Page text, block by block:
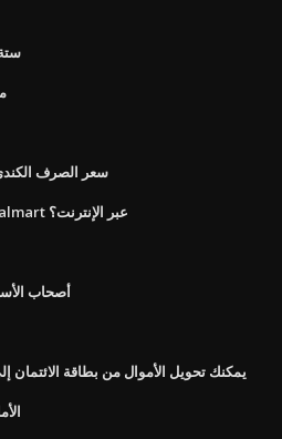
سعر الصرف
هل يمكنني إرسال walmart 2 walmart عبر الإنترنت؟
أصحاب
يمكنك تحويل الأموال من بطاقة